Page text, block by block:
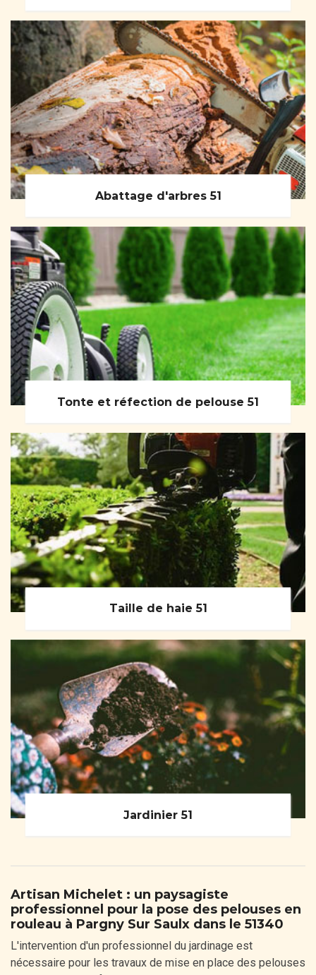
Abattage d'arbres 51
Tonte et réfection de pelouse 51
Taille de haie 51
Jardinier 51
Artisan Michelet : un paysagiste
professionnel pour la pose des pelouses en
rouleau à Pargny Sur Saulx dans le 51340
L'intervention d'un professionnel du jardinage est
nécessaire pour les travaux de mise en place des pelouses